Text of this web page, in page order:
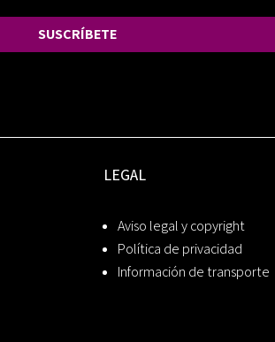
SUSCRÍBETE
LEGAL
Aviso legal y copyright
Política de privacidad
Información de transporte